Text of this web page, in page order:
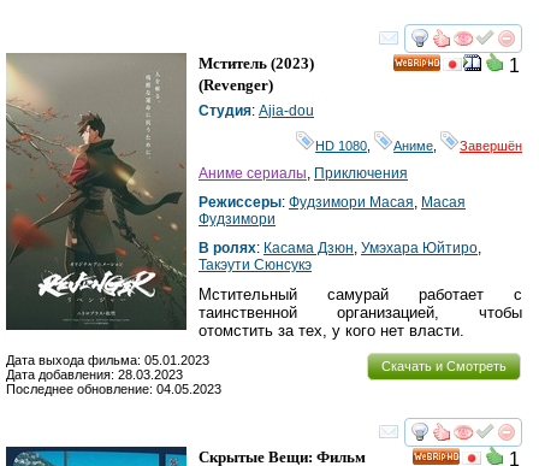
смотреть
1
Мститель (2023)
(Revenger)
Студия: Ajia-dou
HD 1080 Аниме Завершён
Аниме сериалы, Приключения
Режиссеры: Фудзимори Масая, Масая
Фудзимори
В ролях: Касама Дзюн, Умэхара Юйтиро,
Такэути Сюнсукэ
Мстительный самурай работает с
таинственной организацией, чтобы
отомстить за тех, у кого нет власти.
Скачать и Смотреть
Дата выхода фильма: 05.01.2023
Дата добавления: 28.03.2023
Последнее обновление: 04.05.2023
смотреть
1
Скрытые Вещи: Фильм